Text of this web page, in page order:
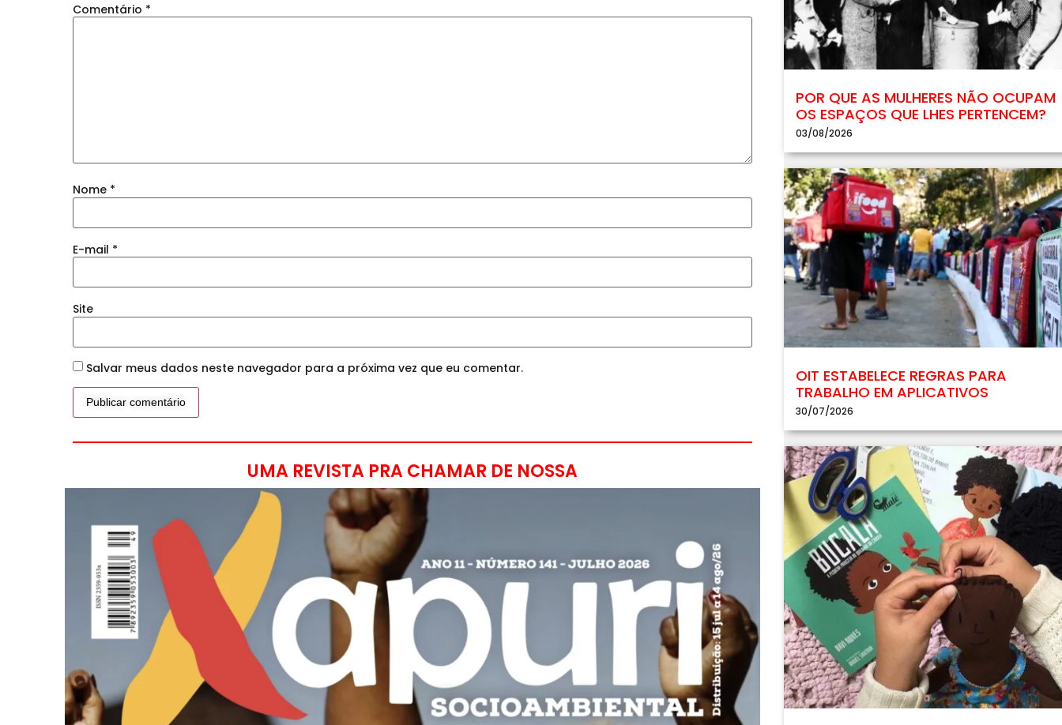
Comentário *
Nome *
E-mail *
Site
Salvar meus dados neste navegador para a próxima vez que eu comentar.
UMA REVISTA PRA CHAMAR DE NOSSA
POR QUE AS MULHERES NÃO OCUPAM
OS ESPAÇOS QUE LHES PERTENCEM?
03/08/2026
OIT ESTABELECE REGRAS PARA
TRABALHO EM APLICATIVOS
30/07/2026